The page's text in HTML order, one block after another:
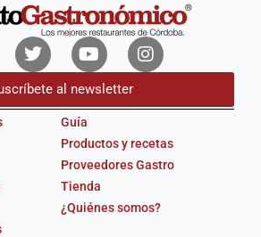
TwitterYoutubeInstagram
al newsletter
Guía
Productos y recetas
Proveedores Gastro
Tienda
¿Quiénes somos?